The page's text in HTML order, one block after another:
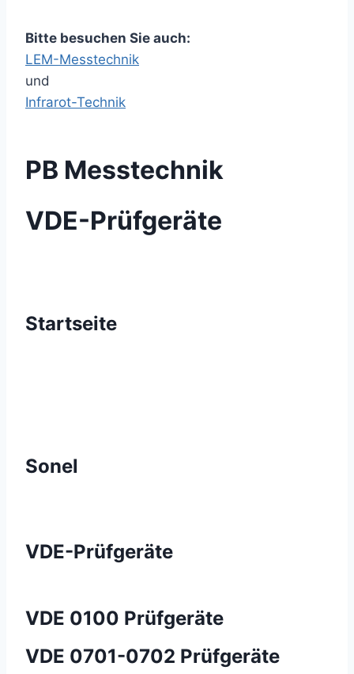
Bitte besuchen Sie auch:
LEM-Messtechnik
und
Infrarot-Technik
PB Messtechnik
VDE-Prüfgeräte
Startseite
Sonel
VDE-Prüfgeräte
VDE 0100 Prüfgeräte
VDE 0701-0702 Prüfgeräte